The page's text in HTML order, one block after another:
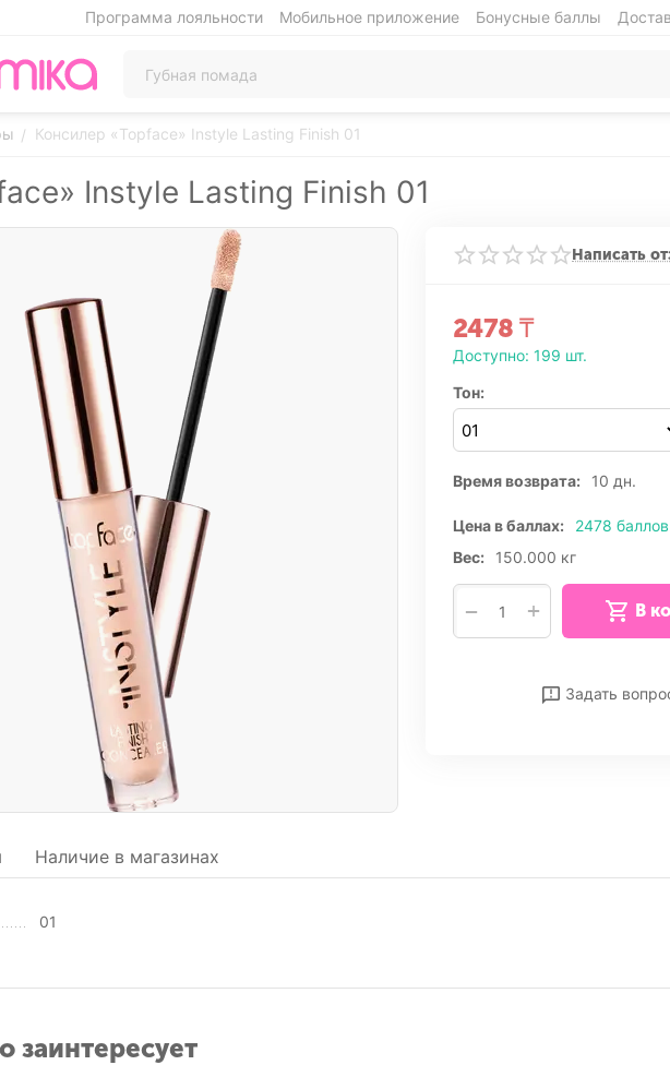
Программа лояльности Мобильное приложение Бонусные баллы
/ Консилер «Topface» Instyle Lasting Finish 01
Instyle Lasting Finish 01
Написать
2478 ₸
Доступно: 199 шт.
Тон:
Время возврата: 10 дн.
Цена в баллах:
2478 баллов
Вес:
150.000 кг
+
− В
Задать
Наличие в магазинах
01
заинтересует